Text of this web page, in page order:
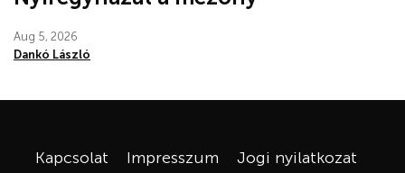
Aug 5, 2026
Dankó László
Kapcsolat Impresszum Jogi nyilatkozat